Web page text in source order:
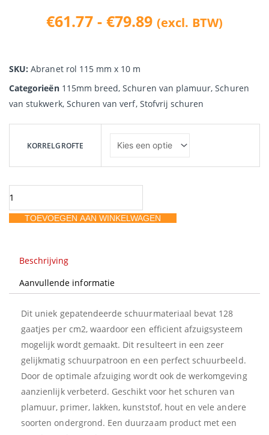
€61.77 - €79.89Prijsklasse:
€79.89
(excl. BTW)
SKU:Abranet rol 115 mm x 10 m
Categorieën 115mm breed,Schuren van plamuur,Schuren
van stukwerk, Schuren van verf, Stofvrij schuren
KORRELGROFTE
Abranet
mm
x
10
aantal
TOEVOEGEN AAN WINKELWAGEN
Beschrijving
Aanvullende informatie
Dit uniek gepatendeerde schuurmateriaal bevat 128
gaatjes per cm2, waardoor een efficient afzuigsysteem
mogelijk wordt gemaakt. Dit resulteert in een zeer
gelijkmatig schuurpatroon en een perfect schuurbeeld.
Door de optimale afzuiging wordt ook de werkomgeving
aanzienlijk verbeterd. Geschikt voor het schuren van
plamuur, primer, lakken, kunststof, hout en vele andere
soorten ondergrond. Een duurzaam product met een